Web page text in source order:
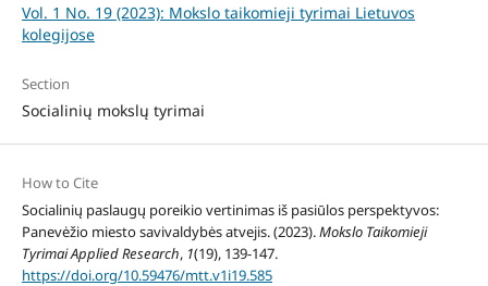
Vol. 1 No. 19 (2023): Mokslo taikomieji tyrimai Lietuvos
kolegijose
Section
Socialinių mokslų tyrimai
How to Cite
Socialinių paslaugų poreikio vertinimas iš pasiūlos perspektyvos:
Panevėžio miesto savivaldybės atvejis. (2023).Mokslo Taikomieji
Tyrimai Applied Research, 1(19), 139-147.
https://doi.org/10.59476/mtt.v1i19.585